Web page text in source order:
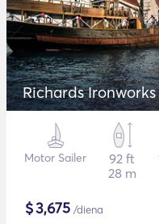
Richards Ironworks
Motor Sailer
92 ft
28 m
$3,675 /diena